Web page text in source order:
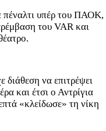
πέναλτι υπέρ του ΠΑΟΚ,
του VAR και
να επιτρέψει
και έτσι ο Αντρίγια
«κλείδωσε» τη νίκη